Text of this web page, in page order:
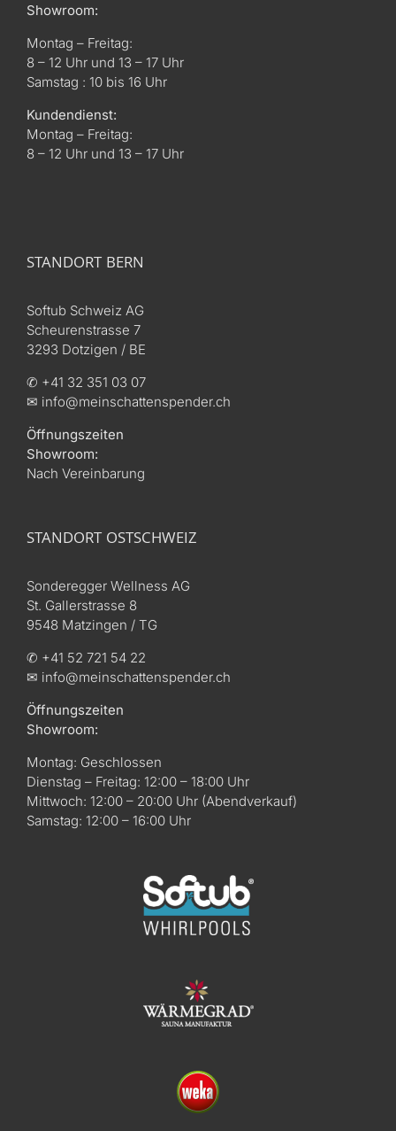
Showroom:
Montag – Freitag:
8 – 12 Uhr und 13 – 17 Uhr
Samstag : 10 bis 16 Uhr
Kundendienst:
Montag – Freitag:
8 – 12 Uhr und 13 – 17 Uhr
STANDORT BERN
Softub Schweiz AG
Scheurenstrasse 7
3293 Dotzigen / BE
✆ +41 32 351 03 07
✉ info@meinschattenspender.ch
Öffnungszeiten
Showroom:
Nach Vereinbarung
STANDORT OSTSCHWEIZ
Sonderegger Wellness AG
St. Gallerstrasse 8
9548 Matzingen / TG
✆ +41 52 721 54 22
✉ info@meinschattenspender.ch
Öffnungszeiten
Showroom:
Montag: Geschlossen
Dienstag – Freitag: 12:00 – 18:00 Uhr
Mittwoch: 12:00 – 20:00 Uhr (Abendverkauf)
Samstag: 12:00 – 16:00 Uhr